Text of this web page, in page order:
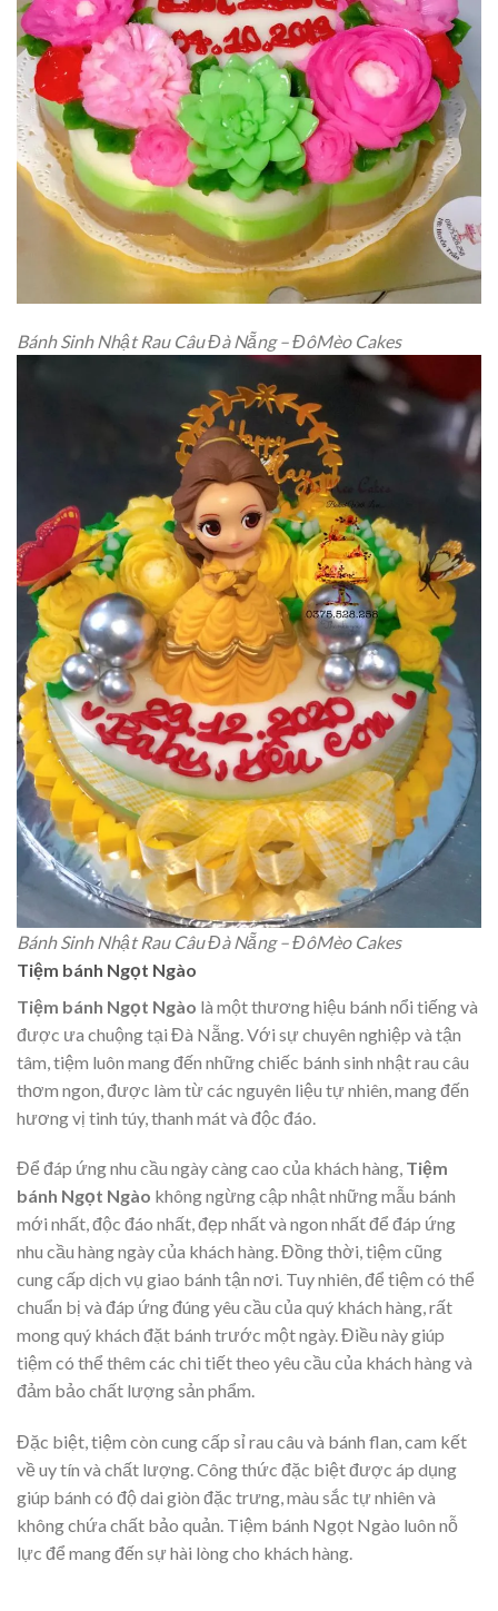
Bánh Sinh Nhật Rau Câu Đà Nẵng – ĐôMèo Cakes
Bánh Sinh Nhật Rau Câu Đà Nẵng – ĐôMèo Cakes
Tiệm bánh Ngọt Ngào
Tiệm bánh Ngọt Ngào là một thương hiệu bánh nổi tiếng và
được ưa chuộng tại Đà Nẵng. Với sự chuyên nghiệp và tận
tâm, tiệm luôn mang đến những chiếc bánh sinh nhật rau câu
thơm ngon, được làm từ các nguyên liệu tự nhiên, mang đến
hương vị tinh túy, thanh mát và độc đáo.
Để đáp ứng nhu cầu ngày càng cao của khách hàng, Tiệm
bánh Ngọt Ngào không ngừng cập nhật những mẫu bánh
mới nhất, độc đáo nhất, đẹp nhất và ngon nhất để đáp ứng
nhu cầu hàng ngày của khách hàng. Đồng thời, tiệm cũng
cung cấp dịch vụ giao bánh tận nơi. Tuy nhiên, để tiệm có thể
chuẩn bị và đáp ứng đúng yêu cầu của quý khách hàng, rất
mong quý khách đặt bánh trước một ngày. Điều này giúp
tiệm có thể thêm các chi tiết theo yêu cầu của khách hàng và
đảm bảo chất lượng sản phẩm.
Đặc biệt, tiệm còn cung cấp sỉ rau câu và bánh flan, cam kết
về uy tín và chất lượng. Công thức đặc biệt được áp dụng
giúp bánh có độ dai giòn đặc trưng, màu sắc tự nhiên và
không chứa chất bảo quản. Tiệm bánh Ngọt Ngào luôn nỗ
lực để mang đến sự hài lòng cho khách hàng.